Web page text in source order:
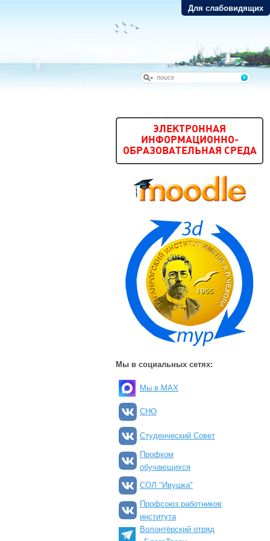
Для слабовидящих
ЭЛЕКТРОННАЯ
ИНФОРМАЦИОННО-
ОБРАЗОВАТЕЛЬНАЯ СРЕДА
Мы в социальных сетях:
Мы в MAX
СНО
Студенческий Совет
Профком
обучающихся
СОЛ "Ивушка"
Профсоюз работников
института
Волонтёрский отряд